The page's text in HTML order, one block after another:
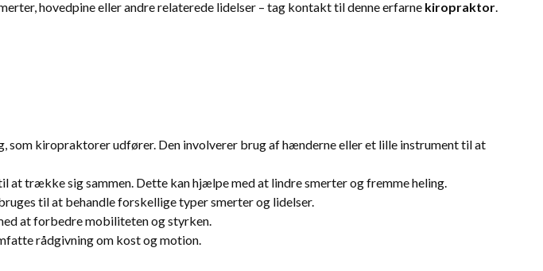
hovedpine eller andre relaterede lidelser – tag kontakt til denne erfarne kiropraktor.
som kiropraktorer udfører. Den involverer brug af hænderne eller et lille instrument til at
trække sig sammen. Dette kan hjælpe med at lindre smerter og fremme heling.
til at behandle forskellige typer smerter og lidelser.
at forbedre mobiliteten og styrken.
rådgivning om kost og motion.